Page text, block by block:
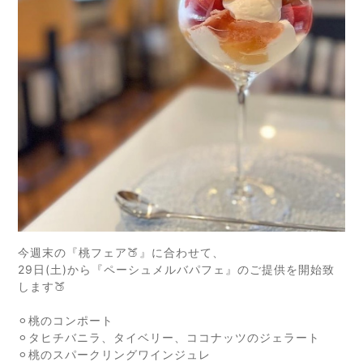
今週末の『桃フェア🍑』に合わせて、
29日(土)から
『ペーシュメルバパフェ』のご提供を開始致
します🍑
⚪︎桃のコンポート
⚪︎タヒチバニラ、タイベリー、ココナッツのジェラート
⚪︎桃のスパークリングワインジュレ